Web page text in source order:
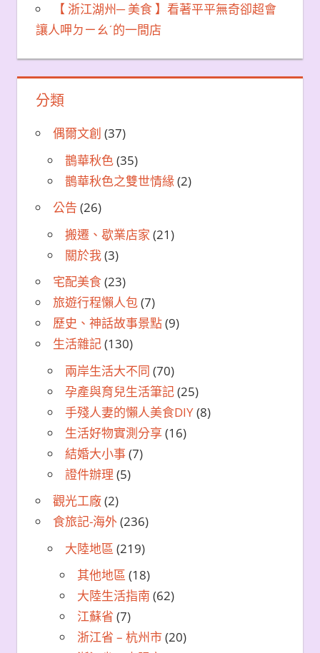
【 浙江湖州─ 美食 】看著平平無奇卻超會
讓人呷ㄉㄧㄠˊ的一間店
分類
偶爾文創 (37)
鵲華秋色(35)
鵲華秋色之雙世情緣(2)
公告 (26)
搬遷、歇業店家 (21)
關於我(3)
宅配美食(23)
旅遊行程懶人包(7)
歷史、神話故事景點(9)
生活雜記(130)
兩岸生活大不同 (70)
孕產與育兒生活筆記(25)
手殘人妻的懶人美食DIY(8)
生活好物實測分享 (16)
結婚大小事(7)
證件辦理 (5)
觀光工廠(2)
食旅記-海外(236)
大陸地區 (219)
其他地區 (18)
大陸生活指南 (62)
江蘇省 (7)
浙江省 – 杭州市(20)